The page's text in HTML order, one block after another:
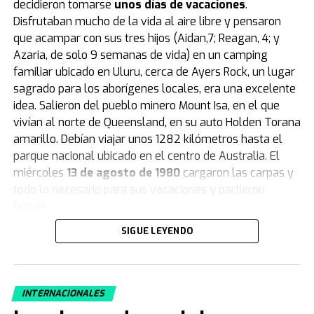
accesorio furor (Foto: Inter Miami / Daily Mail)
Quién es el creador de las Labubus y por
qué tardaron tanto en convertirse en
furor
Fueron creadas originalmente por el artista
coreano Kasing Lung.Eran parte de un libro ilustrado y
Labubu era uno de Los Monstruos.
expectativa. Era un producto más de los que se sacaban
para el público infantojuvenil. Pop Mart, la empresa
camino lento y discreto. Hasta que en 2024 se produjo
la explosión fenomenal.
decidieron tomarse unos días de vacaciones.
Disfrutaban mucho de la vida al aire libre y pensaron
que acampar con sus tres hijos (Aidan,7; Reagan, 4; y
Azaria, de solo 9 semanas de vida) en un camping
familiar ubicado en Uluru, cerca de Ayers Rock, un lugar
sagrado para los aborígenes locales, era una excelente
idea. Salieron del pueblo minero Mount Isa, en el que
vivían al norte de Queensland, en su auto Holden Torana
amarillo. Debían viajar unos 1282 kilómetros hasta el
parque nacional ubicado en el centro de Australia. El
miércoles 13 de agosto de 1980cargaron las carpas y
De haber sabido que abrir la puerta de su casa esa
siempre es contrafáctica y volver los segundos atrás
solo se puede hacer en las películas.
SIGUE LEYENDO
INTERNACIONALES